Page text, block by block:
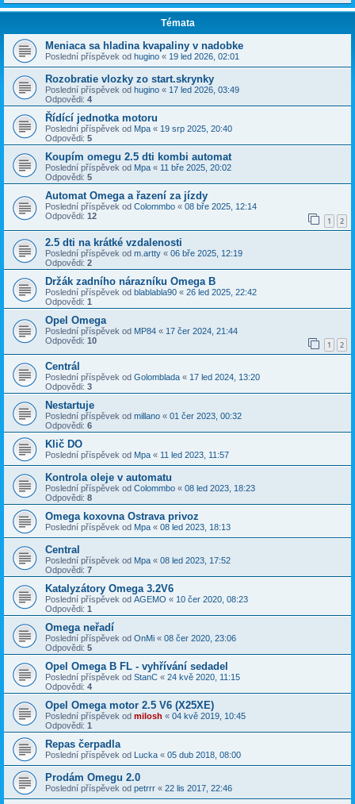
Témata
Meniaca sa hladina kvapaliny v nadobke
Poslední příspěvek od hugino « 19 led 2026, 02:01
Rozobratie vlozky zo start.skrynky
Poslední příspěvek od hugino « 17 led 2026, 03:49
Odpovědi: 4
Řídící jednotka motoru
Poslední příspěvek od Mpa « 19 srp 2025, 20:40
Odpovědi: 5
Koupím omegu 2.5 dti kombi automat
Poslední příspěvek od Mpa « 11 bře 2025, 20:02
Odpovědi: 5
Automat Omega a řazení za jízdy
Poslední příspěvek od Colommbo « 08 bře 2025, 12:14
Odpovědi: 12 1 2
2.5 dti na krátké vzdalenosti
Poslední příspěvek od m.artty « 06 bře 2025, 12:19
Odpovědi: 2
Držák zadního nárazníku Omega B
Poslední příspěvek od blablabla90 « 26 led 2025, 22:42
Odpovědi: 1
Opel Omega
Poslední příspěvek od MP84 « 17 čer 2024, 21:44
Odpovědi: 10 1 2
Centrál
Poslední příspěvek od Golomblada « 17 led 2024, 13:20
Odpovědi: 3
Nestartuje
Poslední příspěvek od millano « 01 čer 2023, 00:32
Odpovědi: 6
Klič DO
Poslední příspěvek od Mpa « 11 led 2023, 11:57
Kontrola oleje v automatu
Poslední příspěvek od Colommbo « 08 led 2023, 18:23
Odpovědi: 8
Omega koxovna Ostrava privoz
Poslední příspěvek od Mpa « 08 led 2023, 18:13
Central
Poslední příspěvek od Mpa « 08 led 2023, 17:52
Odpovědi: 7
Katalyzátory Omega 3.2V6
Poslední příspěvek od AGEMO « 10 čer 2020, 08:23
Odpovědi: 1
Omega neřadí
Poslední příspěvek od OnMi « 08 čer 2020, 23:06
Odpovědi: 5
Opel Omega B FL - vyhřívání sedadel
Poslední příspěvek od StanC « 24 kvě 2020, 11:15
Odpovědi: 4
Opel Omega motor 2.5 V6 (X25XE)
Poslední příspěvek od milosh « 04 kvě 2019, 10:45
Odpovědi: 1
Repas čerpadla
Poslední příspěvek od Lucka « 05 dub 2018, 08:00
Prodám Omegu 2.0
Poslední příspěvek od petrrr « 22 lis 2017, 22:46